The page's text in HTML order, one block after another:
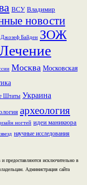
ВСУ Владимир
новости
Джозеф Байден ЗОЖ
Москва Московская
Штаты Украина
археология
ногтей идеи маникюра
научные исследования
предоставляются исключительно в
Администрация сайта